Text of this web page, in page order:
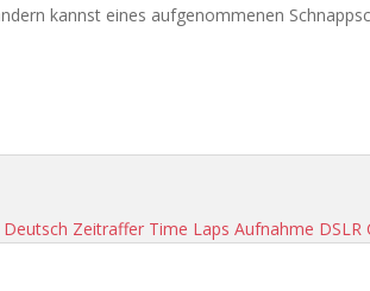
kannst eines aufgenommenen